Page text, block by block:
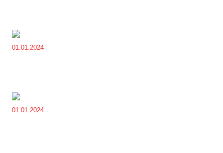
01.01.2024
01.01.2024